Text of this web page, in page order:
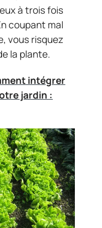
à trois fois
coupant mal
vous risquez
la plante.
intégrer
jardin :